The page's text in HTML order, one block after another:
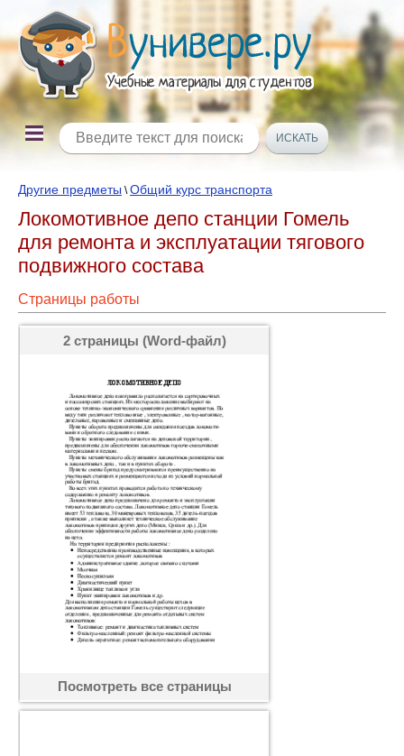
Другие предметы \Общий курс транспорта
Локомотивное депо станции Гомель
для ремонта и эксплуатации тягового
подвижного состава
Страницы работы
2 страницы (Word-файл)
Посмотреть все страницы